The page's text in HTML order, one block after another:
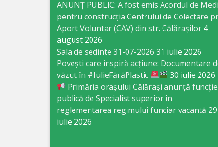
Problemele
Tineretului
Sportului
Specialist
pentru
ANUNȚ PUBLIC: A fost emis Acordul de
pentru construcția Centrului de Colectare
Aport Voluntar (CAV) din str. Călărașilor 4
august 2026
Sala de sedinte 31-07-2026 31 iulie 2026
Povești care inspiră acțiune: Documentare
văzut în #IulieFărăPlastic
30 iulie 2026
Primăria orașului Călărași anunță funcție
publică de Specialist superior în
reglementarea regimului funciar vacantă 29
iulie 2026